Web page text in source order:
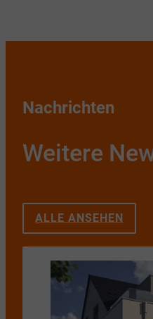
Nachrichten
Weitere
ALLE ANSEHEN